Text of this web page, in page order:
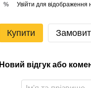
% Увійти для відображення
Купити
Новий відгук або